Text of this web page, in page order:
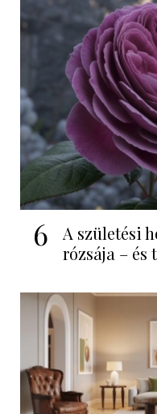
6
A születési
rózsája – és